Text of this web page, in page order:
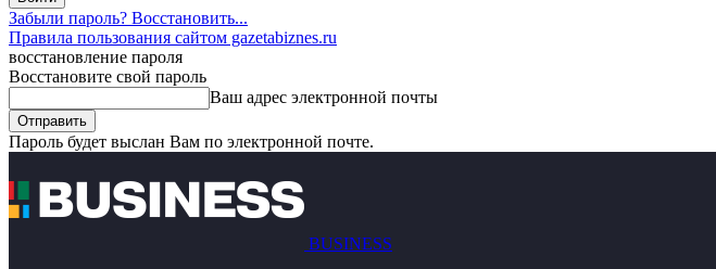
Забыли пароль? Восстановить...
Правила пользования сайтом gazetabiznes.ru
восстановление пароля
Восстановите свой пароль
Ваш адрес электронной почты
Пароль будет выслан Вам по электронной почте.
BUSINESS